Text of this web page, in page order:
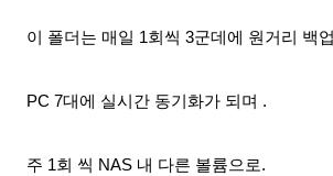
이 폴더는 매일 1회씩 3군데에 원거리 백
PC 7대에 실시간 동기화가 되며 .
주 1회 씩 NAS 내 다른 볼륨으로.